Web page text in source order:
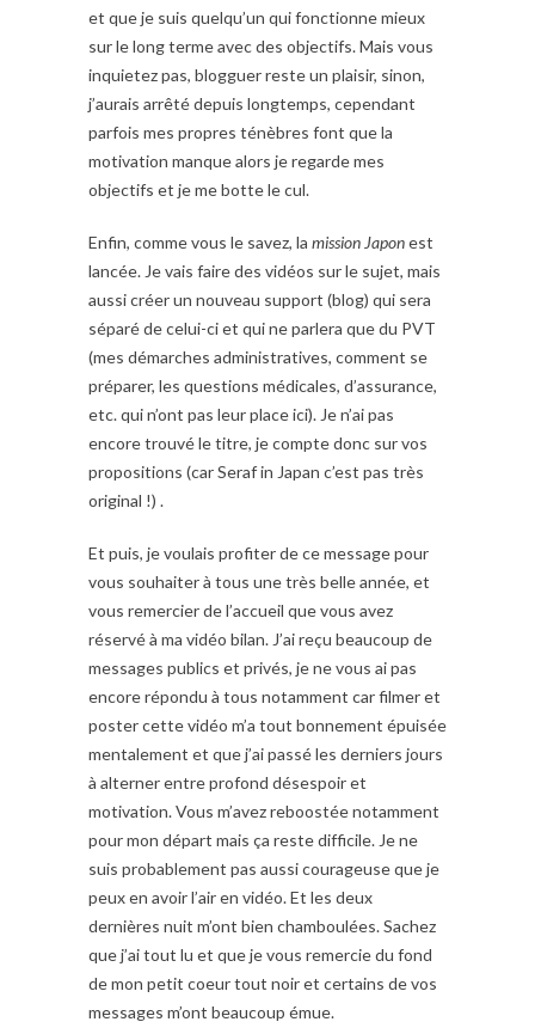
et que je suis quelqu’un qui fonctionne mieux
sur le long terme avec des objectifs. Mais vous
inquietez pas, blogguer reste un plaisir, sinon,
j’aurais arrêté depuis longtemps, cependant
parfois mes propres ténèbres font que la
motivation manque alors je regarde mes
objectifs et je me botte le cul.
Enfin, comme vous le savez, la mission Japonest
lancée. Je vais faire des vidéos sur le sujet, mais
aussi créer un nouveau support (blog) qui sera
séparé de celui-ci et qui ne parlera que du PVT
(mes démarches administratives, comment se
préparer, les questions médicales, d’assurance,
etc. qui n’ont pas leur place ici). Je n’ai pas
encore trouvé le titre, je compte donc sur vos
propositions (car Seraf in Japan c’est pas très
original !) .
Et puis, je voulais profiter de ce message pour
vous souhaiter à tous une très belle année, et
vous remercier de l’accueil que vous avez
réservé à ma vidéo bilan. J’ai reçu beaucoup de
messages publics et privés, je ne vous ai pas
encore répondu à tous notamment car filmer et
poster cette vidéo m’a tout bonnement épuisée
mentalement et que j’ai passé les derniers jours
à alterner entre profond désespoir et
motivation. Vous m’avez reboostée notamment
pour mon départ mais ça reste difficile. Je ne
suis probablement pas aussi courageuse que je
peux en avoir l’air en vidéo. Et les deux
dernières nuit m’ont bien chamboulées. Sachez
que j’ai tout lu et que je vous remercie du fond
de mon petit coeur tout noir et certains de vos
messages m’ont beaucoup émue.